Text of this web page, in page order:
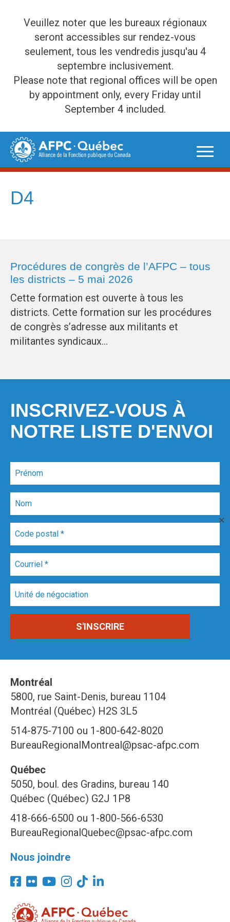
Veuillez noter que les bureaux régionaux
seront accessibles sur rendez-vous
seulement, tous les vendredis jusqu'au 4
septembre inclusivement.
Please note that regional offices will be open
by appointment only, every Friday until
September 4 included.
✕
Skip
content
D4
Procédures de congrès de l’AFPC – tous
les districts – 5 mai 2026
Cette formation est ouverte à tous les
districts. Cette formation sur les procédures
de congrès s’adresse aux militants et
militantes syndicaux…
INSCRIVEZ-VOUS À
NOTRE LISTE D'ENVOI
Montréal
5800, rue Saint-Denis, bureau 1104
Montréal (Québec) H2S 3L5
514-875-7100 ou 1-800-642-8020
BureauRegionalMontreal@psac-afpc.com
Québec
5050, boul. des Gradins, bureau 140
Québec (Québec) G2J 1P8
418-666-6500 ou 1-800-566-6530
BureauRegionalQuebec@psac-afpc.com
Nous joindre